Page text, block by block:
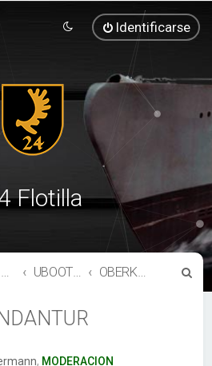
Identificarse
Flotilla
GUERRA SUBMARINA UBOOTWAFFE OBERKOMMANDANTUR
, MODERACION